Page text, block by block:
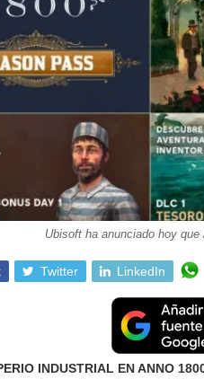
Ubisoft ha anunciado hoy
Twitter LinkedIn
INDUSTRIAL EN ANNO